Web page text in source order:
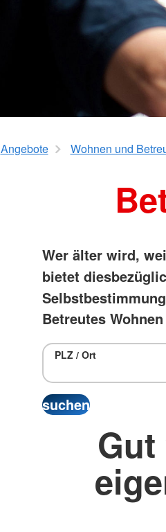
Mehrgenerationenhaus
Beratung zur Kur und Erholung
Kindertageseinrichtungen
Schulsozialarbeit/
Schwangerschaftsberatung
Angebote Wohnen und
Wer älter wird,
bietet
Betreutes
PLZ / Ort